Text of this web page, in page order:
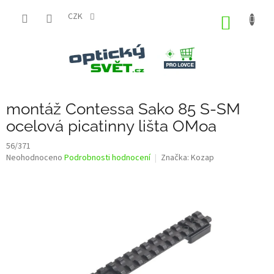
CZK
montáž Contessa Sako 85 S-SM
ocelová picatinny lišta OMoa
56/371
Průměrné
Neohodnoceno Podrobnosti hodnocení Značka: Kozap